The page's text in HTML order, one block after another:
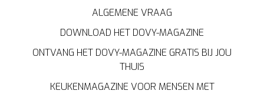
ALGEMENE VRAAG
DOWNLOAD HET DOVY-MAGAZINE
ONTVANG HET DOVY-MAGAZINE GRATIS BIJ JOU
THUIS
KEUKENMAGAZINE VOOR MENSEN MET